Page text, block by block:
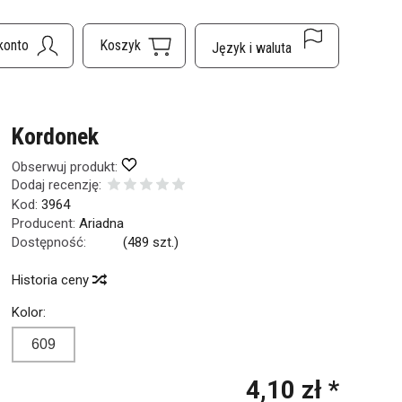
Kordonek
Obserwuj produkt:
Dodaj recenzję:
Kod: 3964
Producent: Ariadna
Dostępność:
(489 szt.)
Historia ceny
Kolor:
609
4,10 zł *